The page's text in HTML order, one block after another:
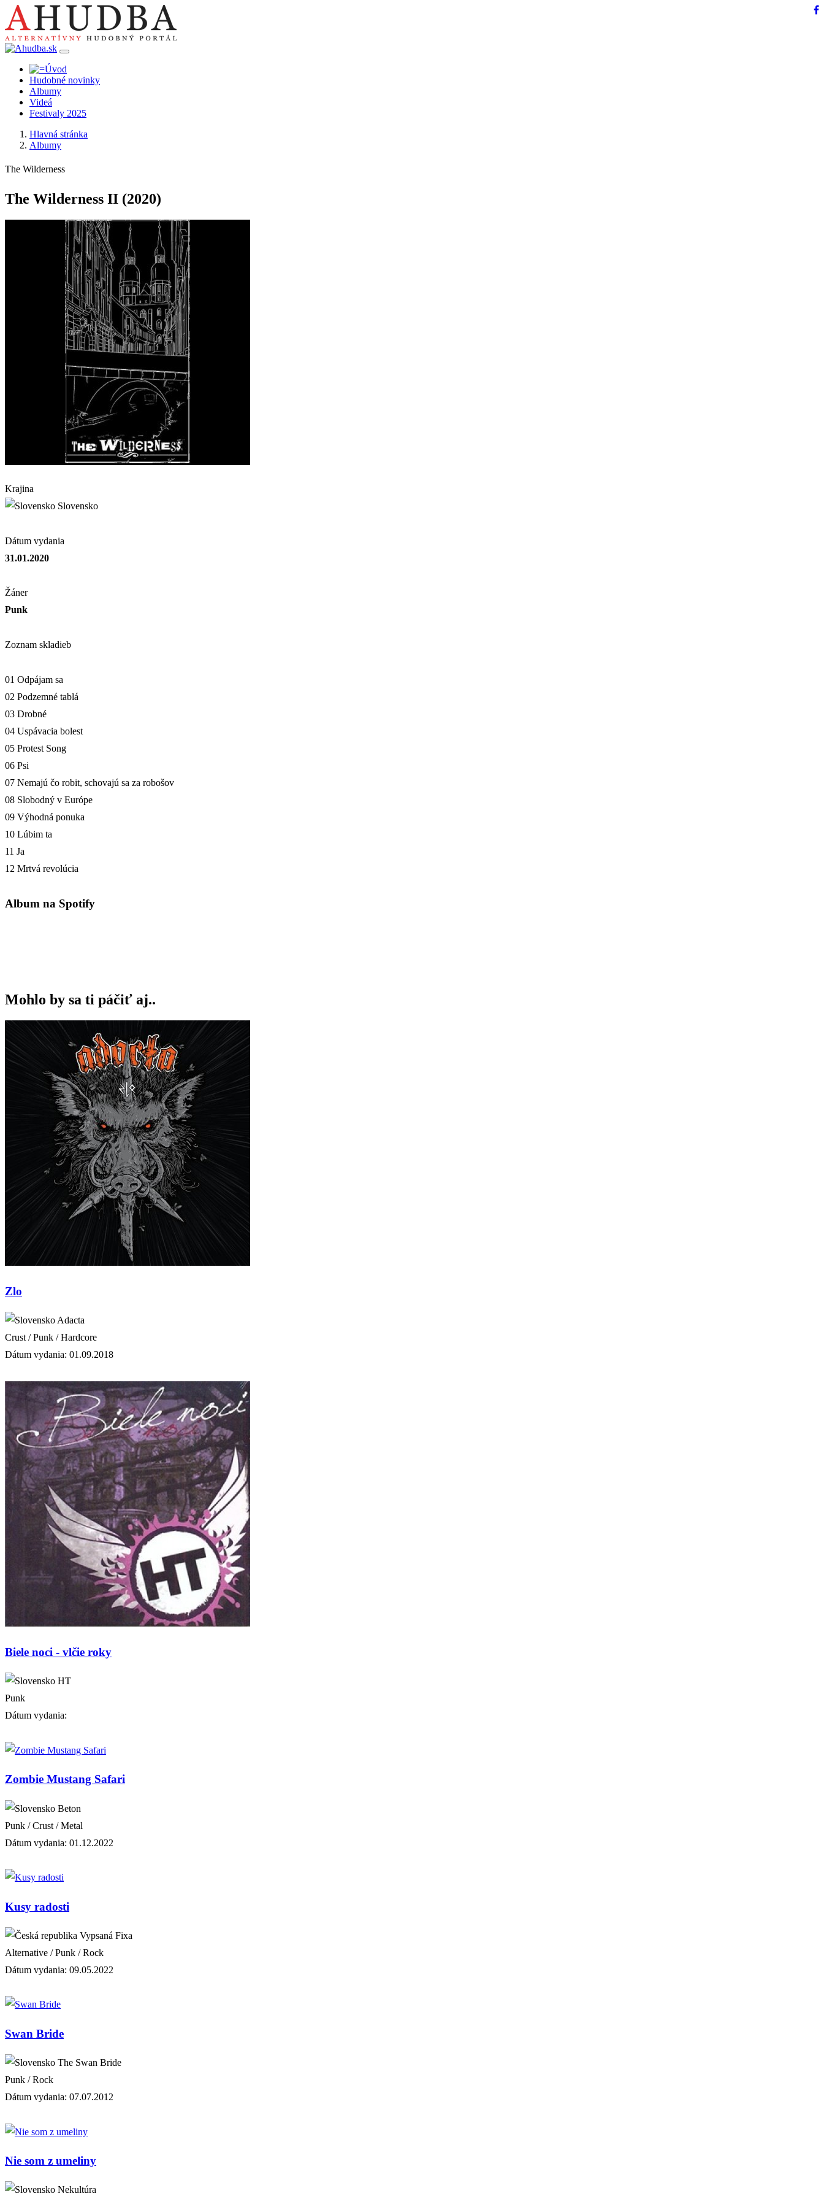
Hudobné novinky
Albumy
Videá
Festivaly 2025
Hlavná stránka
Albumy
The Wilderness
The Wilderness II (2020)
Krajina
Slovensko
Dátum vydania
31.01.2020
Žáner
Punk
Zoznam skladieb
01 Odpájam sa
02 Podzemné tablá
03 Drobné
04 Uspávacia bolest
05 Protest Song
06 Psi
07 Nemajú čo robit, schovajú sa za robošov
08 Slobodný v Európe
09 Výhodná ponuka
10 Lúbim ta
11 Ja
12 Mrtvá revolúcia
Album na Spotify
Mohlo by sa ti páčiť aj..
Zlo
Adacta
Crust / Punk / Hardcore
Dátum vydania: 01.09.2018
Biele noci - vlčie roky
HT
Punk
Dátum vydania:
Zombie Mustang Safari
Beton
Punk / Crust / Metal
Dátum vydania: 01.12.2022
Kusy radosti
Vypsaná Fixa
Alternative / Punk / Rock
Dátum vydania: 09.05.2022
Swan Bride
The Swan Bride
Punk / Rock
Dátum vydania: 07.07.2012
Nie som z umeliny
Nekultúra